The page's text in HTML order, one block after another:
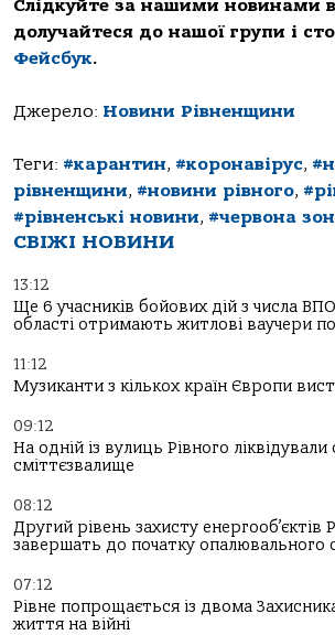
Слідкуйте за нашими новинами в
долучайтеся до нашої групи і
Фейсбук.
Джерело: Новини Рівненщини
Теги: #карантин, #коронавірус,
рівненщини, #новини рівного,
#рівненські новини, #червона
СВІЖІ НОВИНИ
13:12
Ще 6 учасників бойових дій з числа
області отримають житлові ваучери
11:12
Музиканти з кількох країн Європи
09:12
На одній із вулиць Рівного ліквідували
сміттєзвалище
08:12
Другий рівень захисту енергооб’єктів
завершать до початку опалювального
07:12
Рівне попрощається із двома
життя на війні